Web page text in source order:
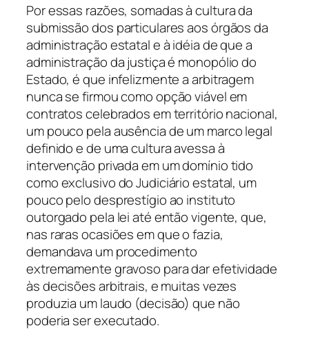
Por essas razões, somadas à cultura da
submissão dos particulares aos órgãos da
administração estatal e à idéia de que a
administração da justiça é monopólio do
Estado, é que infelizmente a arbitragem
nunca se firmou como opção viável em
contratos celebrados em território nacional,
um pouco pela ausência de um marco legal
definido e de uma cultura avessa à
intervenção privada em um domínio tido
como exclusivo do Judiciário estatal, um
pouco pelo desprestígio ao instituto
outorgado pela lei até então vigente, que,
nas raras ocasiões em que o fazia,
demandava um procedimento
extremamente gravoso para dar efetividade
às decisões arbitrais, e muitas vezes
produzia um laudo (decisão) que não
poderia ser executado.